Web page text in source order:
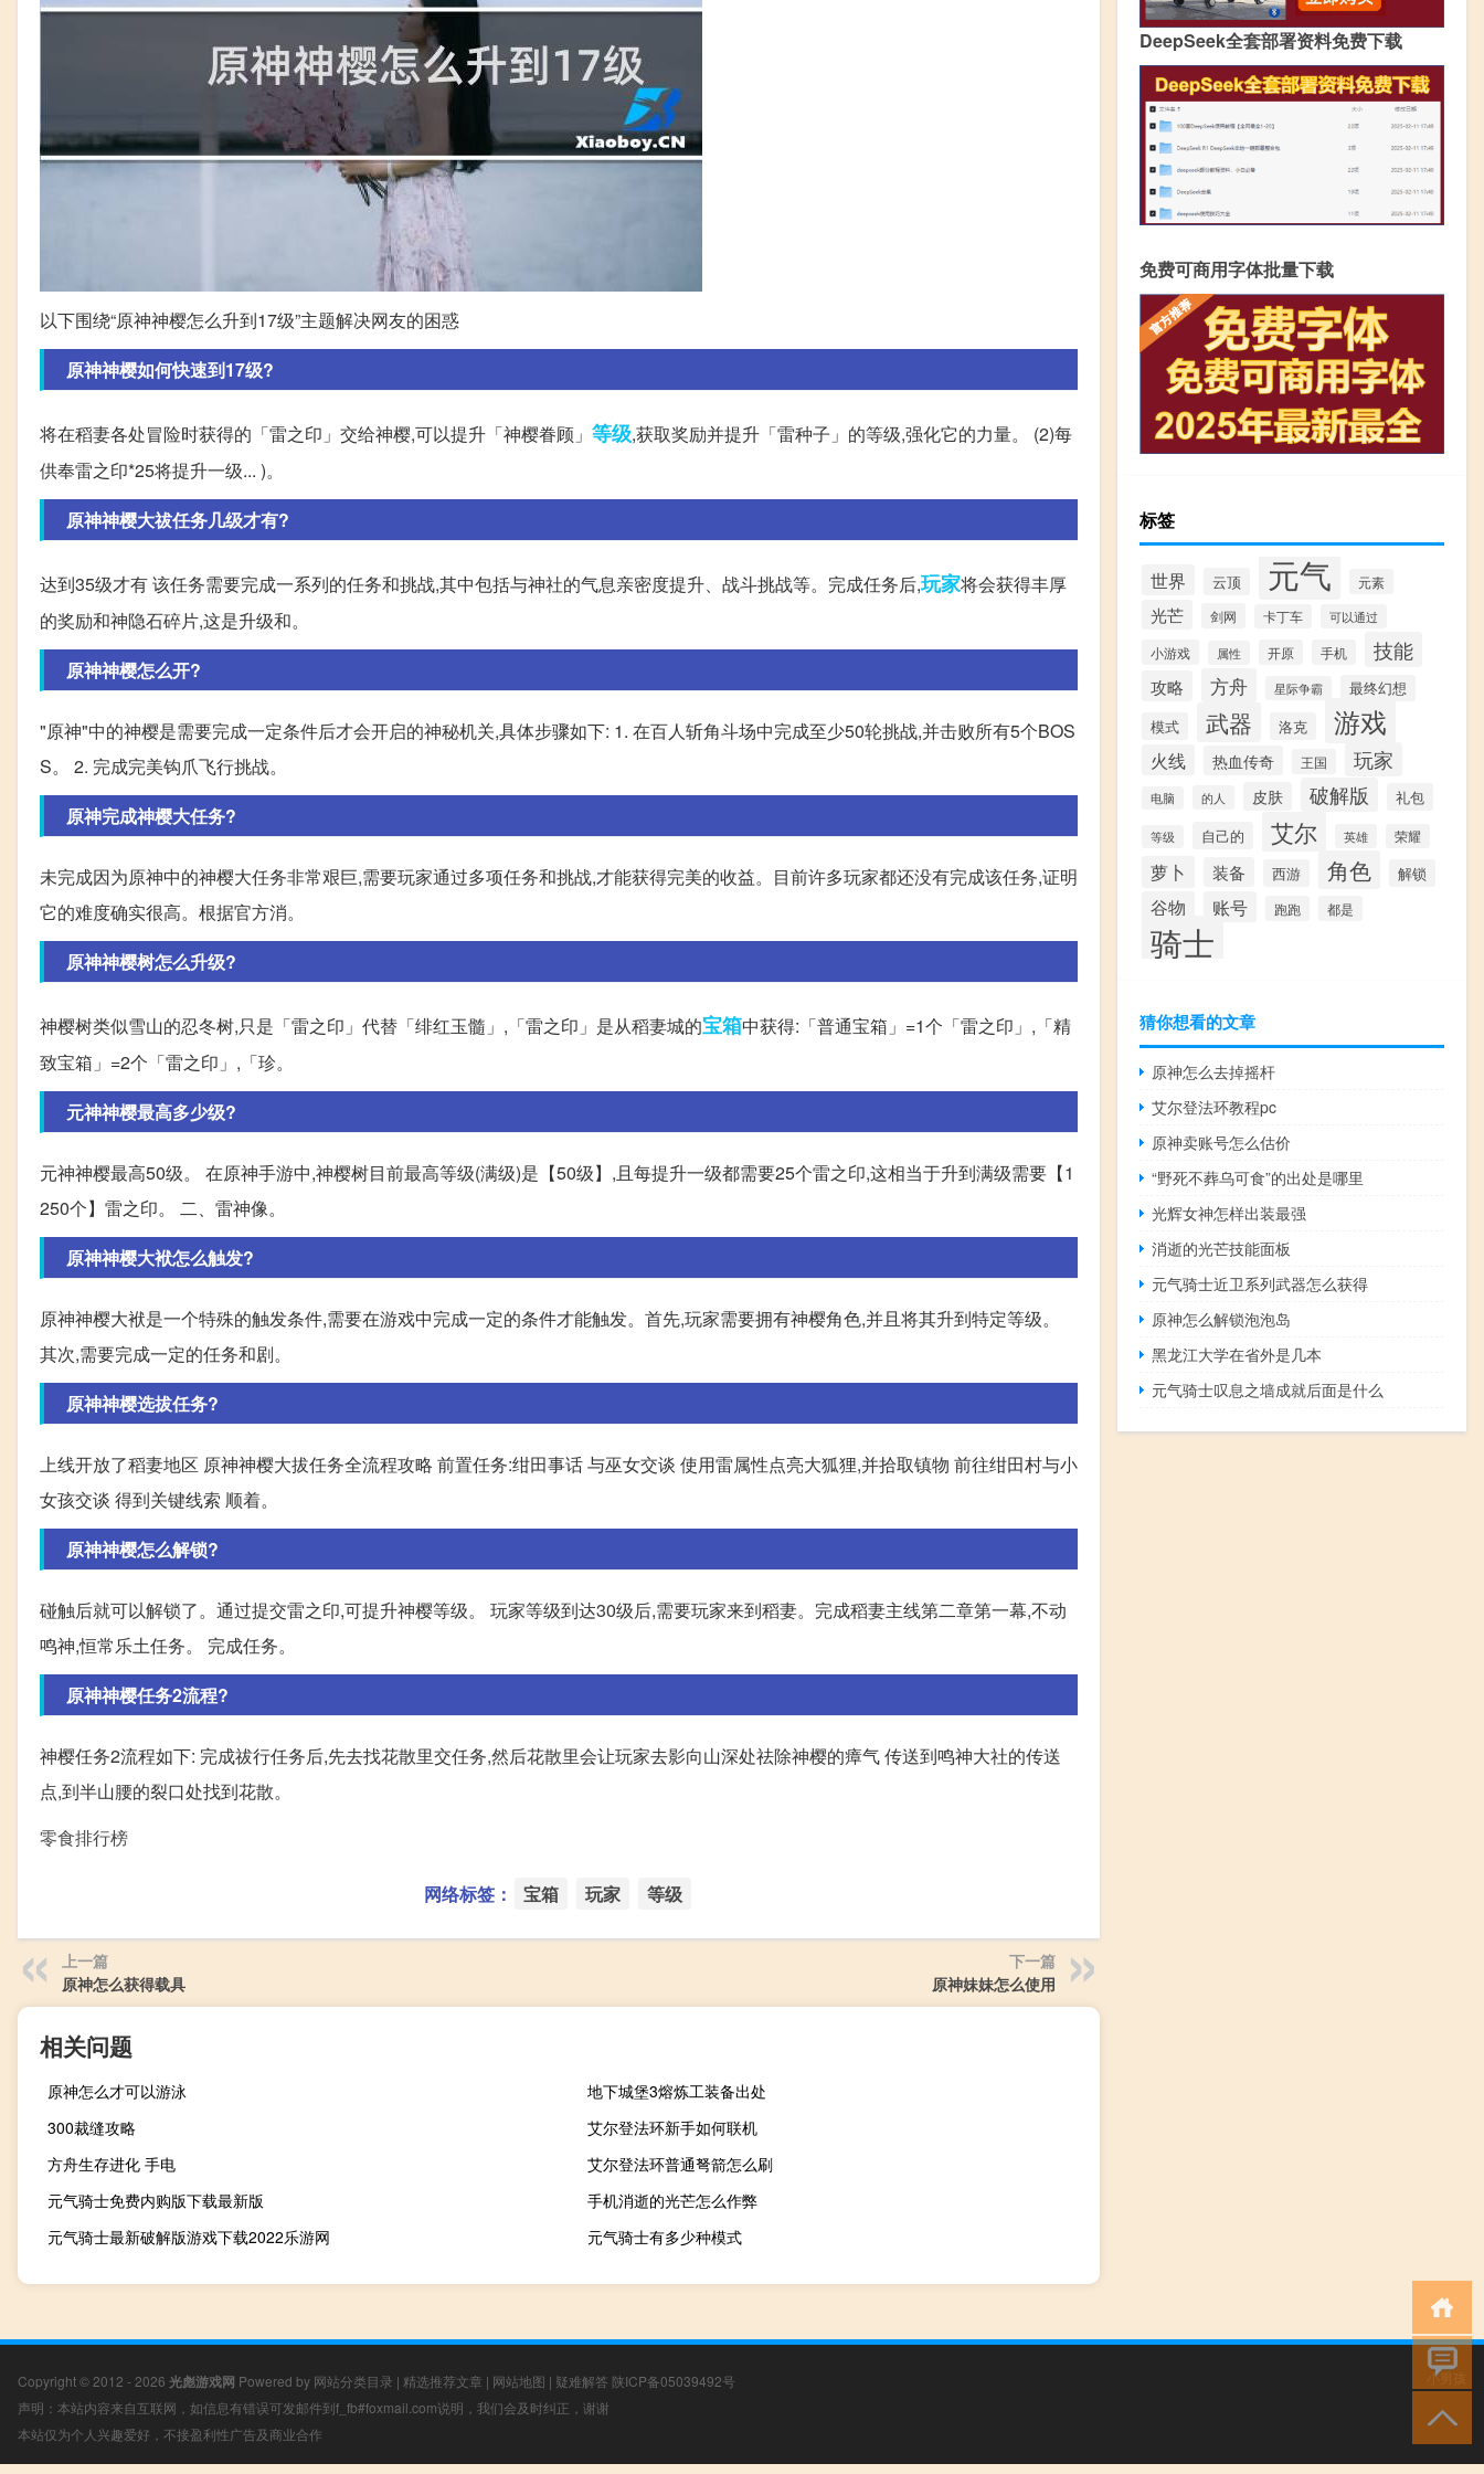
以下围绕“原神神樱怎么升到17级”主题解决网友的困惑
原神神樱如何快速到17级?
将在稻妻各处冒险时获得的「雷之印」交给神樱,可以提升「神樱眷顾」 等级,获取奖励并提升「雷种子」的等级,强化它的力量。 (2)每
供奉雷之印*25将提升一级... )。
原神神樱大祓任务几级才有?
达到35级才有 该任务需要完成一系列的任务和挑战,其中包括与神社的气息亲密度提升、战斗挑战等。完成任务后,玩家将会获得丰厚
的奖励和神隐石碎片,这是升级和。
原神神樱怎么开?
"原神"中的神樱是需要完成一定条件后才会开启的神秘机关,具体步骤如下: 1. 在百人斩角斗场中完成至少50轮挑战,并击败所有5个BOS
S。 2. 完成完美钩爪飞行挑战。
原神完成神樱大任务?
未完成因为原神中的神樱大任务非常艰巨,需要玩家通过多项任务和挑战,才能获得完美的收益。目前许多玩家都还没有完成该任务,证明
它的难度确实很高。根据官方消。
原神神樱树怎么升级?
神樱树类似雪山的忍冬树,只是「雷之印」代替「绯红玉髓」,「雷之印」是从稻妻城的宝箱中获得:「普通宝箱」=1个「雷之印」,「精
致宝箱」=2个「雷之印」,「珍。
元神神樱最高多少级?
元神神樱最高50级。 在原神手游中,神樱树目前最高等级(满级)是【50级】,且每提升一级都需要25个雷之印,这相当于升到满级需要【1
250个】雷之印。 二、雷神像。
原神神樱大袱怎么触发?
原神神樱大袱是一个特殊的触发条件,需要在游戏中完成一定的条件才能触发。首先,玩家需要拥有神樱角色,并且将其升到特定等级。
其次,需要完成一定的任务和剧。
原神神樱选拔任务?
上线开放了稻妻地区 原神神樱大拔任务全流程攻略 前置任务:绀田事话 与巫女交谈 使用雷属性点亮大狐狸,并拾取镇物 前往绀田村与小
女孩交谈 得到关键线索 顺着。
原神神樱怎么解锁?
碰触后就可以解锁了。通过提交雷之印,可提升神樱等级。 玩家等级到达30级后,需要玩家来到稻妻。完成稻妻主线第二章第一幕,不动
鸣神,恒常乐土任务。 完成任务。
原神神樱任务2流程?
神樱任务2流程如下: 完成祓行任务后,先去找花散里交任务,然后花散里会让玩家去影向山深处祛除神樱的瘴气 传送到鸣神大社的传送
点,到半山腰的裂口处找到花散。
零食排行榜
网络标签： 宝箱 玩家 等级
上一篇
原神怎么获得载具
下一篇
原神妹妹怎么使用
相关问题
原神怎么才可以游泳
地下城堡3熔炼工装备出处
300裁缝攻略
艾尔登法环新手如何联机
方舟生存进化 手电
艾尔登法环普通弩箭怎么刷
元气骑士免费内购版下载最新版
手机消逝的光芒怎么作弊
元气骑士最新破解版游戏下载2022乐游网
元气骑士有多少种模式
DeepSeek全套部署资料免费下载
免费可商用字体批量下载
标签
世界 云顶 元气 元素
光芒 剑网 卡丁车 可以通过
小游戏 属性 开原 手机 技能
攻略 方舟 星际争霸 最终幻想
模式 武器 洛克 游戏
火线 热血传奇 王国 玩家
电脑 的人 皮肤 破解版 礼包
等级 自己的 艾尔 英雄 荣耀
萝卜 装备 西游 角色 解锁
谷物 账号 跑跑 都是
骑士
猜你想看的文章
原神怎么去掉摇杆
艾尔登法环教程pc
原神卖账号怎么估价
“野死不葬乌可食”的出处是哪里
光辉女神怎样出装最强
消逝的光芒技能面板
元气骑士近卫系列武器怎么获得
原神怎么解锁泡泡岛
黑龙江大学在省外是几本
元气骑士叹息之墙成就后面是什么
Copyright © 2012 - 2026 光彪游戏网 Powered by 网站分类目录 | 精选推荐文章 | 网站地图 | 疑难解答 陕ICP备05039492号
声明：本站内容来自互联网，如信息有错误可发邮件到f_fb#foxmail.com说明，我们会及时纠正，谢谢
本站仅为个人兴趣爱好，不接盈利性广告及商业合作
小男孩